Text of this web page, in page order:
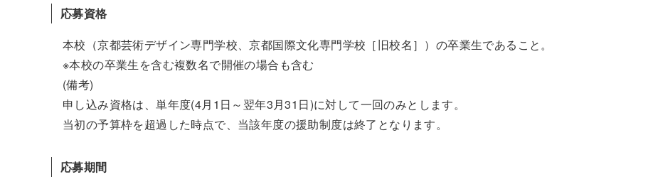
応募資格
本校（京都芸術デザイン専門学校、京都国際文化専門学校［旧校名］）の卒業生であること。
※本校の卒業生を含む複数名で開催の場合も含む
(備考)
申し込み資格は、単年度(4月1日～翌年3月31日)に対して一回のみとします。
当初の予算枠を超過した時点で、当該年度の援助制度は終了となります。
応募期間